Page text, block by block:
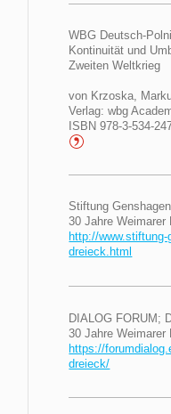
WBG Deutsch-
Kontinuität und
Zweiten Weltkrieg
von Krzoska,
Ver­lag: wbg
ISBN 978-3-534-
Stiftung Genshagen
30 Jahre
http://
dreieck.html
DIALOG FORUM;
30 Jahre Weimarer
https://
dreieck/